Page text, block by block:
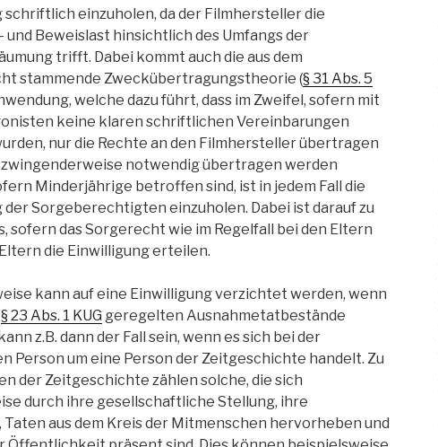
schriftlich einzuholen, da der Filmhersteller die
und Beweislast hinsichtlich des Umfangs der
trifft. Dabei kommt auch die aus dem
stammende Zweckübertragungstheorie (§ 31 Abs. 5
welche dazu führt, dass im Zweifel, sofern mit
keine klaren schriftlichen Vereinbarungen
nur die Rechte an den Filmhersteller übertragen
zwingenderweise notwendig übertragen werden
Minderjährige betroffen sind, ist in jedem Fall die
der Sorgeberechtigten einzuholen. Dabei ist darauf zu
sofern das Sorgerecht wie im Regelfall bei den Eltern
die Einwilligung erteilen.
kann auf eine Einwilligung verzichtet werden, wenn
§ 23 Abs. 1 KUG geregelten Ausnahmetatbestände
z.B. dann der Fall sein, wenn es sich bei der
Person um eine Person der Zeitgeschichte handelt. Zu
der Zeitgeschichte zählen solche, die sich
durch ihre gesellschaftliche Stellung, ihre
Taten aus dem Kreis der Mitmenschen hervorheben und